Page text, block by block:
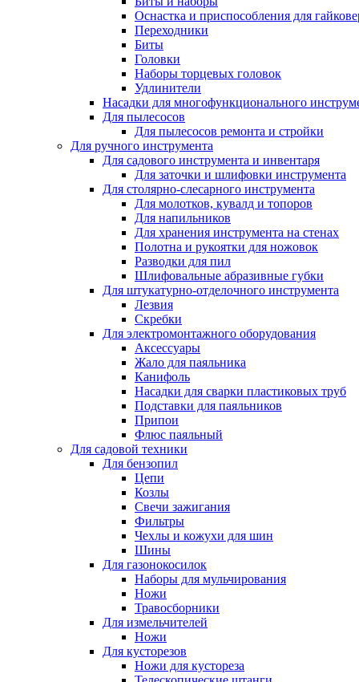
Оснастка и приспособления для
Переходники
Биты
Головки
Наборы торцевых головок
Удлинители
Насадки для многофункционального
Для пылесосов
Для пылесосов ремонта и стройки
Для ручного инструмента
Для садового инструмента и инвентаря
Для заточки и шлифовки инструмента
Для столярно-слесарного инструмента
Для молотков, кувалд и топоров
Для напильников
Для хранения инструмента на стенах
Полотна и рукоятки для ножовок
Разводки для пил
Шлифовальные абразивные губки
Для штукатурно-отделочного инструмента
Лезвия
Скребки
Для электромонтажного оборудования
Аксессуары
Жало для паяльника
Канифоль
Насадки для сварки пластиковых труб
Подставки для паяльников
Припои
Флюс паяльный
Для садовой техники
Для бензопил
Цепи
Козлы
Свечи зажигания
Фильтры
Чехлы и кожухи для шин
Шины
Для газонокосилок
Наборы для мульчирования
Ножи
Травосборники
Для измельчителей
Ножи
Для кусторезов
Ножи для кустореза